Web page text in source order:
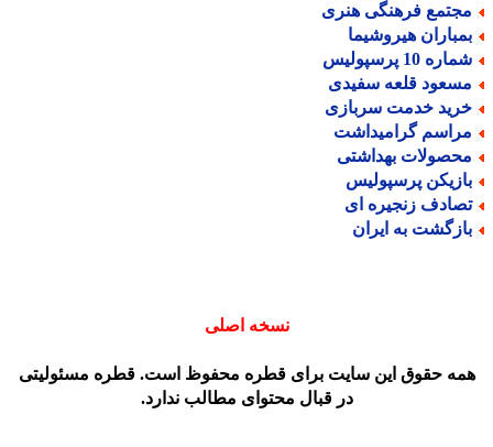
فرهنگی هنری
هیروشیما
10 پرسپولیس
قلعه سفیدی
خدمت سربازی
گرامیداشت
بهداشتی
پرسپولیس
زنجیره ای
به ایران
نسخه اصلی
حقوق این سایت برای قطره محفوظ است. قطره مسئولیتی
در قبال محتوای مطالب ندارد.